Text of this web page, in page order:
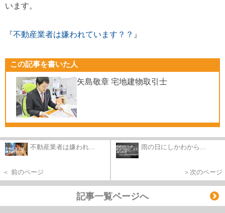
います。
『不動産業者は嫌われています？？ 』
この記事を書いた人
矢島敬章 宅地建物取引士
不動産業者は嫌われ...
＜ 前のページ
雨の日にしかわから...
＞次のページ
記事一覧ページへ